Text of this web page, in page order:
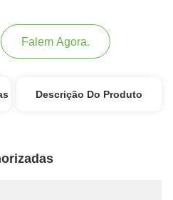
Falem Agora.
Descrição Do Produto